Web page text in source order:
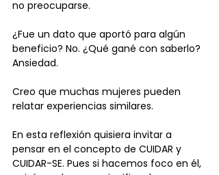
no preocuparse.
¿Fue un dato que aportó para algún
beneficio? No. ¿Qué gané con saberlo?
Ansiedad.
Creo que muchas mujeres pueden
relatar experiencias similares.
En esta reflexión quisiera invitar a
pensar en el concepto de CUIDAR y
CUIDAR-SE. Pues si hacemos foco en él,